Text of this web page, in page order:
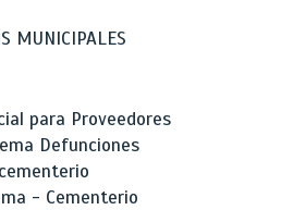
MUNICIPALES
para Proveedores
Defunciones
- Cementerio